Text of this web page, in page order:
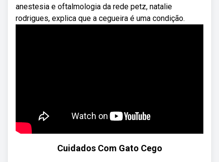
anestesia e oftalmologia da rede petz, natalie
rodrigues, explica que a cegueira é uma condição.
Cuidados Com Gato Cego